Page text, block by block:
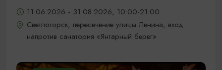
11.06.2026 - 31.08.2026, 10:00-21:00
Светлогорск, пересечение улицы Ленина, вход
напротив санатория «Янтарный берег»